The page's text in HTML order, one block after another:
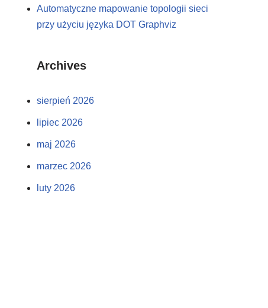
Automatyczne mapowanie topologii sieci
przy użyciu języka DOT Graphviz
Archives
sierpień 2026
lipiec 2026
maj 2026
marzec 2026
luty 2026